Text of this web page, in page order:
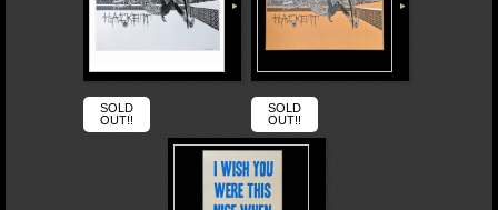
SOLD
OUT!!
SOLD
OUT!!